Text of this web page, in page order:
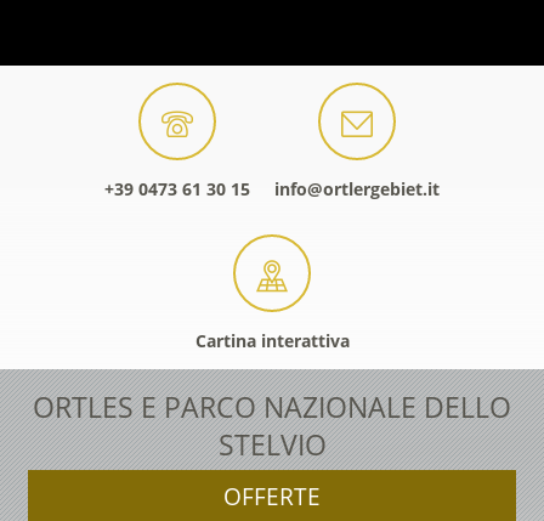
+39 0473 61 30 15 info@ortlergebiet.it
Cartina interattiva
ORTLES E PARCO NAZIONALE DELLO
STELVIO
OFFERTE